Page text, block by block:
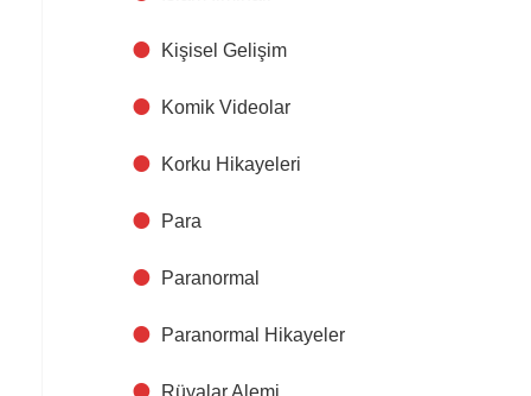
Kişisel Gelişim
Komik Videolar
Korku Hikayeleri
Para
Paranormal
Paranormal Hikayeler
Rüyalar Alemi